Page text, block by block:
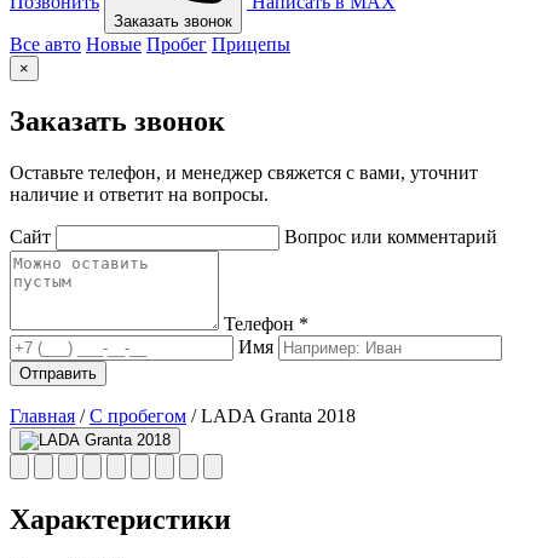
Заказать звонок
Все авто Новые Пробег Прицепы
×
Заказать звонок
Оставьте телефон, и менеджер свяжется с вами, уточнит
наличие и ответит на вопросы.
Сайт Вопрос или комментарий
Телефон *
Имя
Отправить
Главная /С пробегом /LADA Granta 2018
Характеристики